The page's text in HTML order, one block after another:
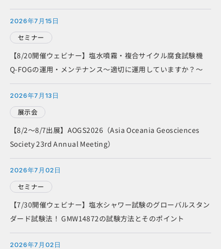
2026年7月15日
セミナー
【8/20開催ウェビナー】塩水噴霧・複合サイクル腐食試験機
Q-FOGの運用・メンテナンス～適切に運用していますか？～
2026年7月13日
展示会
【8/2～8/7出展】AOGS2026（Asia Oceania Geosciences
Society 23rd Annual Meeting）
2026年7月02日
セミナー
【7/30開催ウェビナー】塩水シャワー試験のグローバルスタン
ダード試験法！ GMW14872の試験方法とそのポイント
2026年7月02日